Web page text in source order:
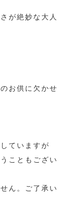
が絶妙な大人
お供に欠かせ
ていますが
こともござい
ん。ご了承い